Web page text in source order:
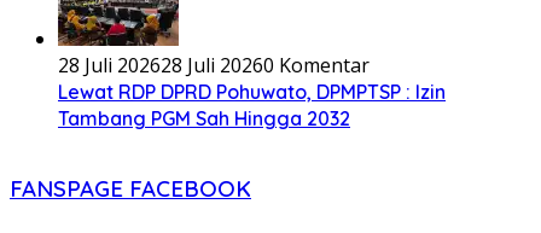
28 Juli 202628 Juli 20260 Komentar
Lewat RDP DPRD Pohuwato, DPMPTSP : Izin
Tambang PGM Sah Hingga 2032
FANSPAGE FACEBOOK